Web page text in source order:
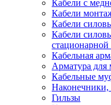
Кабели с
Кабели
Кабели
Кабели
стационарной
Кабельная
Арматура
Кабельные
Наконечники,
Гильзы